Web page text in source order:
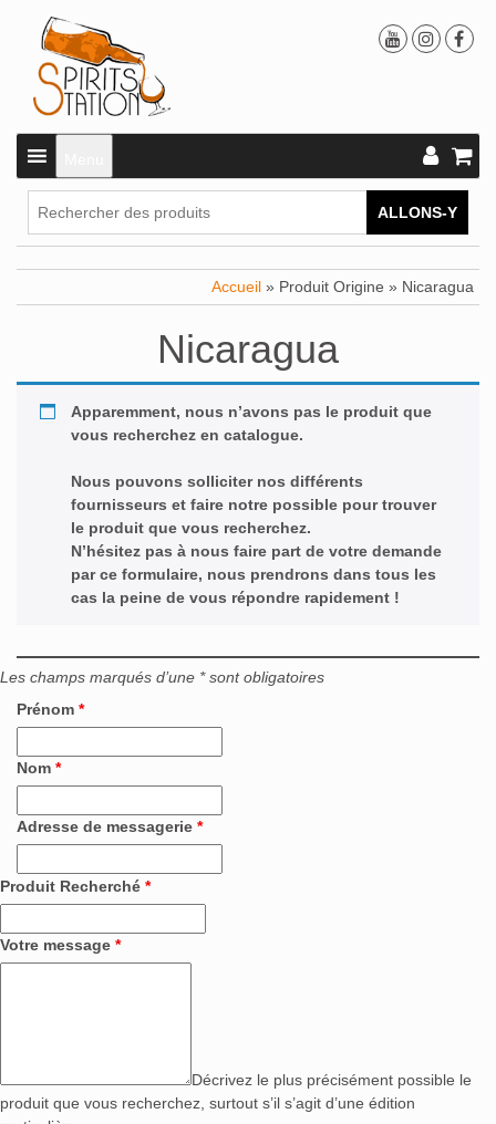
ALLONS-Y
Accueil » Produit Origine » Nicaragua
Nicaragua
Apparemment, nous n’avons pas le produit que
vous recherchez en catalogue.
Nous pouvons solliciter nos différents
fournisseurs et faire notre possible pour trouver
le produit que vous recherchez.
N’hésitez pas à nous faire part de votre demande
par ce formulaire, nous prendrons dans tous les
cas la peine de vous répondre rapidement !
Les champs marqués d’une * sont obligatoires
Prénom *
Nom *
Adresse de messagerie *
Produit Recherché *
Votre message *
Décrivez le plus précisément possible le
produit que vous recherchez, surtout s’il s’agit d’une édition